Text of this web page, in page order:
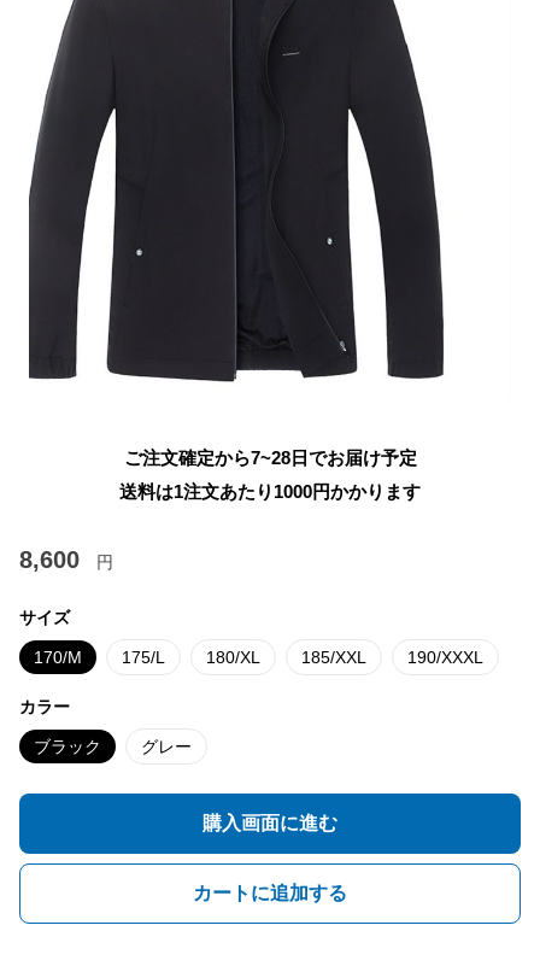
ご注文確定から7~28日でお届け予定
送料は1注文あたり 1000円かかります
8,600 円
サイズ
170/M 175/L 180/XL 185/XXL 190/XXXL
カラー
ブラック グレー
購入画面に進む
カートに追加する